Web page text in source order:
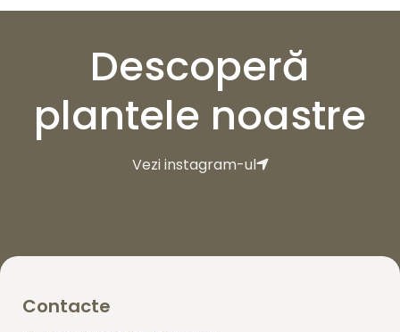
Descoperă
plantele noastre
Vezi instagram-ul
Contacte